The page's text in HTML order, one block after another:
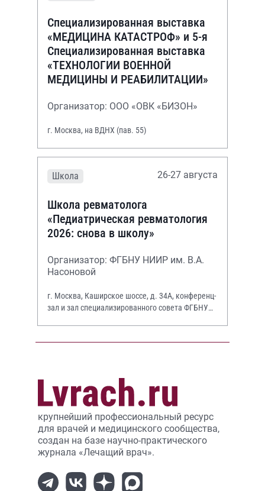
Специализированная выставка
«МЕДИЦИНА КАТАСТРОФ» и 5-я
Специализированная выставка
«ТЕХНОЛОГИИ ВОЕННОЙ
МЕДИЦИНЫ И РЕАБИЛИТАЦИИ»
Организатор: ООО «ОВК «БИЗОН»
г. Москва, на ВДНХ (пав. 55)
Школа 26-27 августа
Школа ревматолога
«Педиатрическая ревматология
2026: снова в школу»
Организатор: ФГБНУ НИИР им. В.А.
Насоновой
г. Москва, Каширское шоссе, д. 34А, конференц-
зал и зал специализированного совета ФГБНУ
крупнейший профессиональный ресурс
для врачей и медицинского сообщества,
создан на базе научно-практического
журнала «Лечащий врач».